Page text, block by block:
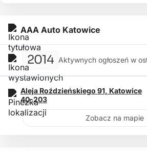
AAA Auto Katowice
2014 Aktywnych ogłoszeń w
Aleja Roździeńskiego 91, Katowice
40-203
Zobacz na mapie